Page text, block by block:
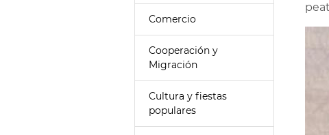
Comercio
Cooperación y
Migración
Cultura y fiestas
populares